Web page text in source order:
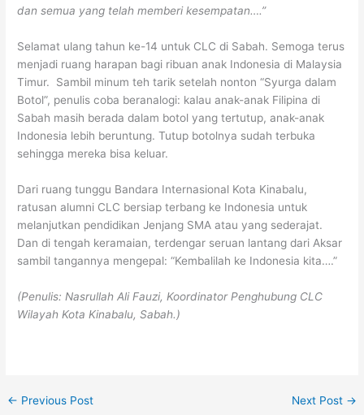
dan semua yang telah memberi kesempatan….”
Selamat ulang tahun ke-14 untuk CLC di Sabah. Semoga terus
menjadi ruang harapan bagi ribuan anak Indonesia di Malaysia
Timur. Sambil minum teh tarik setelah nonton “Syurga dalam
Botol”, penulis coba beranalogi: kalau anak-anak Filipina di
Sabah masih berada dalam botol yang tertutup, anak-anak
Indonesia lebih beruntung. Tutup botolnya sudah terbuka
sehingga mereka bisa keluar.
Dari ruang tunggu Bandara Internasional Kota Kinabalu,
ratusan alumni CLC bersiap terbang ke Indonesia untuk
melanjutkan pendidikan Jenjang SMA atau yang sederajat.
Dan di tengah keramaian, terdengar seruan lantang dari Aksar
sambil tangannya mengepal: “Kembalilah ke Indonesia kita….”
(Penulis: Nasrullah Ali Fauzi, Koordinator Penghubung CLC
Wilayah Kota Kinabalu, Sabah.)
← Previous Post Next Post →